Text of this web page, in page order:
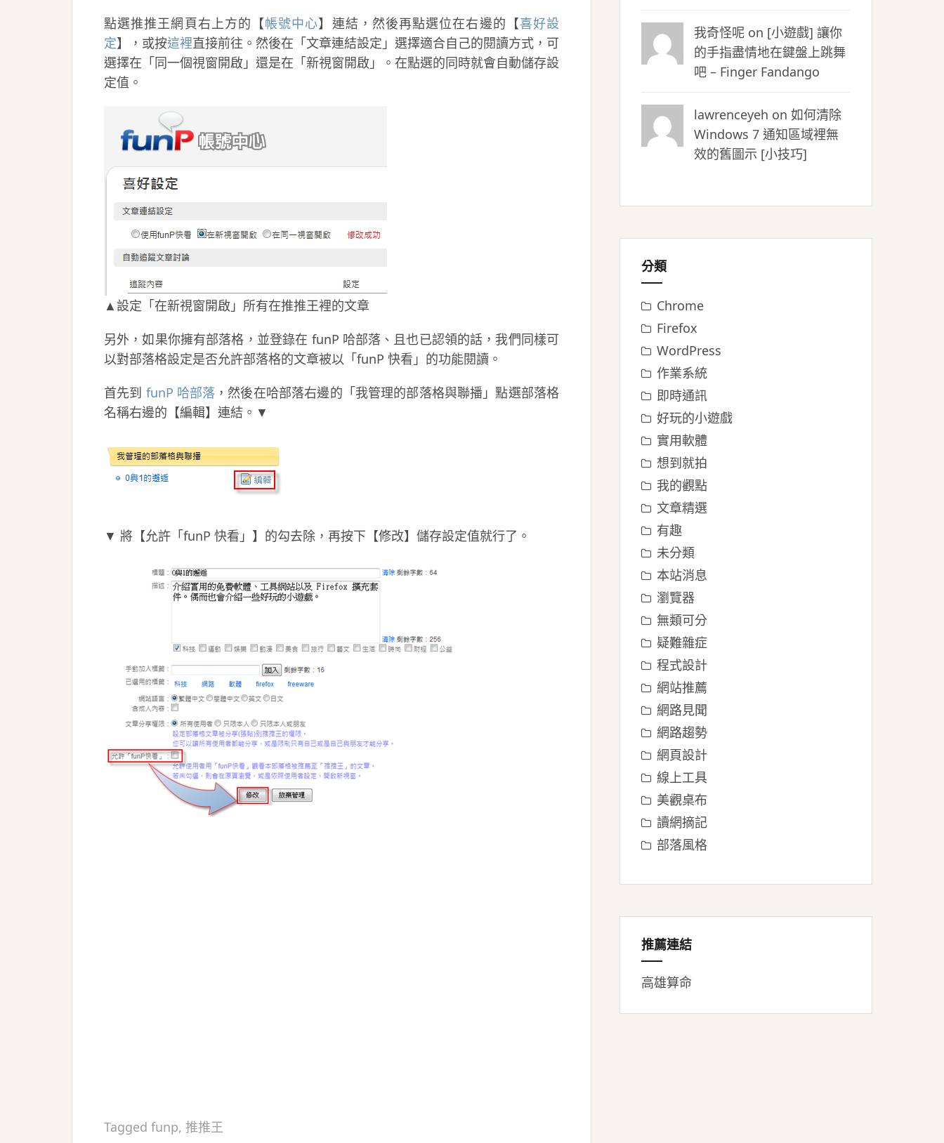
點選推推王網頁右上方的【帳號中心】連結，然後再點選位在右邊的【喜好設
定】，或按這裡直接前往。然後在「文章連結設定」選擇適合自己的閱讀方式，可
選擇在「同一個視窗開啟」還是在「新視窗開啟」。在點選的同時就會自動儲存設
定值。
▲設定「在新視窗開啟」所有在推推王裡的文章
另外，如果你擁有部落格，並登錄在 funP 哈部落、且也已認領的話，我們同樣可
以對部落格設定是否允許部落格的文章被以「funP 快看」的功能閱讀。
首先到 funP 哈部落 ，然後在哈部落右邊的「我管理的部落格與聯播」點選部落格
名稱右邊的【編輯】連結。▼
▼ 將【允許「funP 快看」】的勾去除，再按下【修改】儲存設定值就行了。
Tagged funp, 推推王
我奇怪呢 on [小遊戲] 讓你
的手指盡情地在鍵盤上跳舞
吧 – Finger Fandango
lawrenceyeh on 如何清除
Windows 7 通知區域裡無
效的舊圖示 [小技巧]
分類
Chrome
Firefox
WordPress
作業系統
即時通訊
好玩的小遊戲
實用軟體
想到就拍
我的觀點
文章精選
有趣
未分類
本站消息
瀏覽器
無類可分
疑難雜症
程式設計
網站推薦
網路見聞
網路趨勢
網頁設計
線上工具
美觀桌布
讀網摘記
部落風格
推薦連結
高雄算命